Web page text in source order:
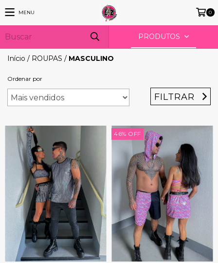
MENU 0
PRODUTOS
Início / ROUPAS / MASCULINO
Ordenar por
FILTRAR
46% OFF